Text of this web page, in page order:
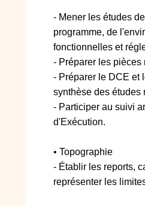
- Mener les études
programme, de
fonctionnelles et
- Préparer les pièces
- Préparer le DCE et
synthèse des études
- Participer au suivi
d'Exécution.
• Topographie
- Établir les reports,
représenter les